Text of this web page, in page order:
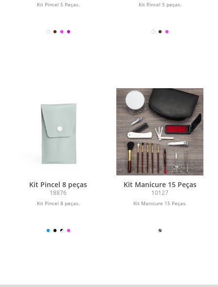
Kit Pincel 5 Peças. Kit Pincel 5 peças.
Kit Pincel 8 peças
18876
Kit Pincel 8 peças.
Kit Manicure 15 Peças
10127
Kit Manicure 15 Peças.